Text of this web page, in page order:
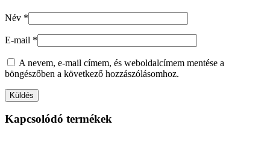
Név *
E-mail *
A nevem, e-mail címem, és weboldalcímem mentése a
böngészőben a következő hozzászólásomhoz.
Kapcsolódó termékek